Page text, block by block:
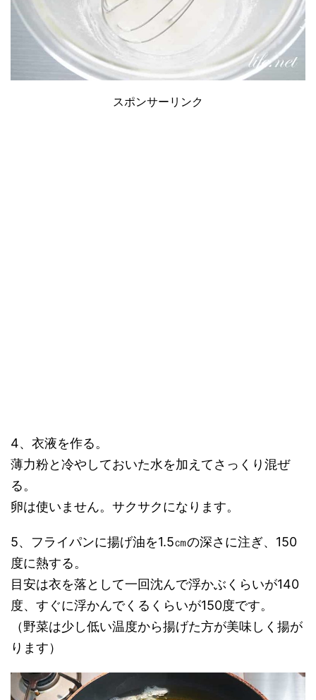
スポンサーリンク
4、衣液を作る。
薄力粉と冷やしておいた水を加えてさっくり混ぜ
る。
卵は使いません。サクサクになります。
5、フライパンに揚げ油を1.5㎝の深さに注ぎ、150
度に熱する。
目安は衣を落として一回沈んで浮かぶくらいが140
度、すぐに浮かんでくるくらいが150度です。
（野菜は少し低い温度から揚げた方が美味しく揚が
ります）